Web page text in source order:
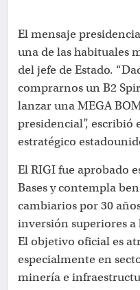
El mensaje
una de las habituales
del jefe de Estado.
comprarnos un B2
lanzar una MEGA
presidencial”,
estratégico
El RIGI fue aprobado
Bases y contempla
cambiarios por 30
inversión superiores a
El objetivo oficial es
especialmente en
minería e